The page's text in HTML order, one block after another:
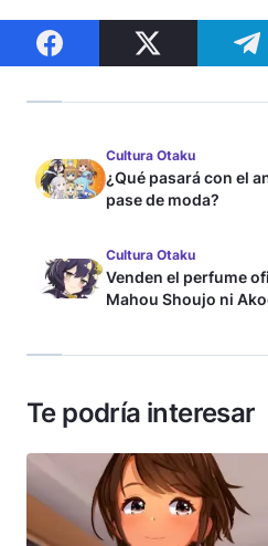
Cultura Otaku
¿Qué pasará con el
pase de moda?
Cultura Otaku
Venden el perfume
Mahou Shoujo ni
Te podría interesar